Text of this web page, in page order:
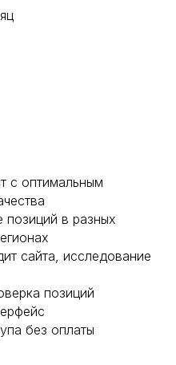
с оптимальным
позиций в разных
сайта, исследование
позиций
без оплаты